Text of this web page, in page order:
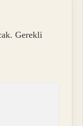
Gerekli